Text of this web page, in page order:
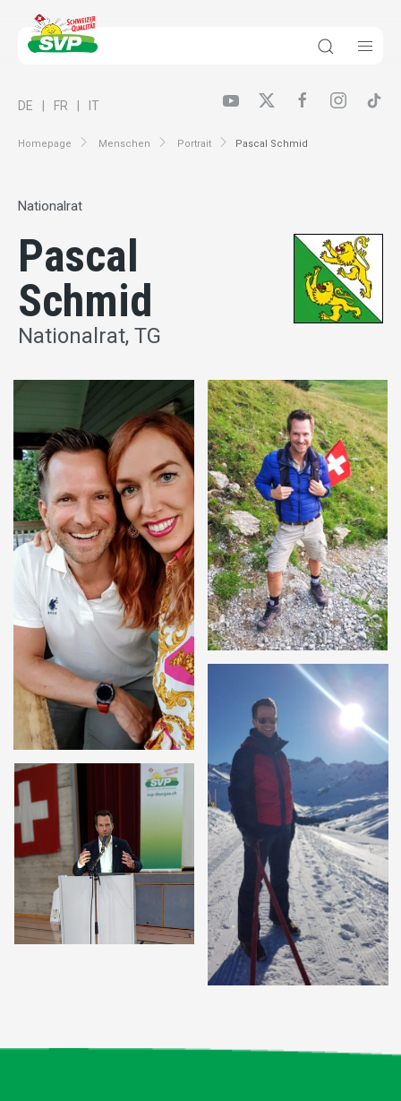
Homepage Menschen Portrait Pascal Schmid
DE FR IT
Nationalrat
Pascal
Schmid
Nationalrat, TG